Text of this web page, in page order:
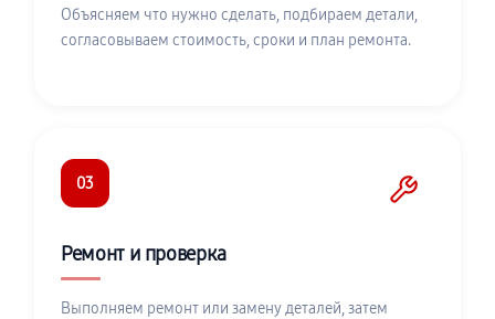
Объясняем что нужно сделать, подбираем детали,
согласовываем стоимость, сроки и план ремонта.
03
Ремонт и проверка
Выполняем ремонт или замену деталей, затем